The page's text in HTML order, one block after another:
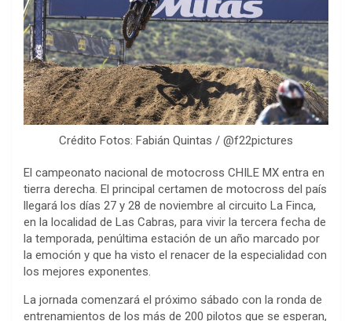
Crédito Fotos: Fabián Quintas / @f22pictures
El campeonato nacional de motocross CHILE MX entra en
tierra derecha. El principal certamen de motocross del país
llegará los días 27 y 28 de noviembre al circuito La Finca,
en la localidad de Las Cabras, para vivir la tercera fecha de
la temporada, penúltima estación de un año marcado por
la emoción y que ha visto el renacer de la especialidad con
los mejores exponentes.
La jornada comenzará el próximo sábado con la ronda de
entrenamientos de los más de 200 pilotos que se esperan,